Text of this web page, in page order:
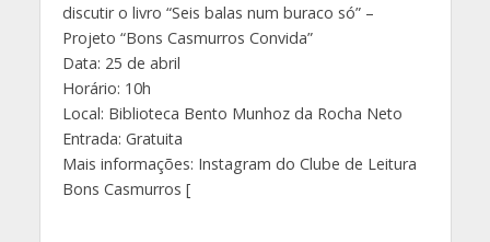
discutir o livro “Seis balas num buraco só” –
Projeto “Bons Casmurros Convida”
Data: 25 de abril
Horário: 10h
Local: Biblioteca Bento Munhoz da Rocha Neto
Entrada: Gratuita
Mais informações: Instagram do Clube de Leitura
Bons Casmurros [